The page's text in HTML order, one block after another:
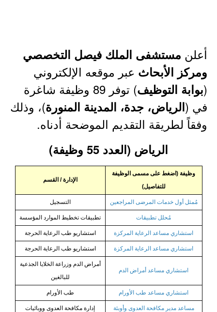
أعلن مستشفى الملك فيصل التخصصي
ومركز الأبحاث عبر موقعه الإلكتروني
(بوابة التوظيف
) توفر 89 وظيفة شاغرة
في (الرياض، جدة، المدينة المنورة)، وذلك
وفقاً لطريقة التقديم الموضحة أدناه.
الرياض (العدد 55 وظيفة)
وظيفة (اضغط على مسمى الوظيفة
للتفاصيل)
الإدارة / القسم
مُمثل أول خدمات المرضى المراجعين التسجيل
مُحلل تطبيقات تطبيقات تخطيط الموارد المؤسسة
استشاري مساعد الرعاية المركزة استشاريو طب الرعاية الحرجة
استشاري مساعد الرعاية المركزة استشاريو طب الرعاية الحرجة
استشاري مساعد أمراض الدم
أمراض الدم وزراعة الخلايا الجذعية
للبالغين
استشاري مساعد طب الأورام طب الأورام
مساعد مدير مكافحة العدوى وأوبئة
إدارة مكافحة العدوى ووبائيات